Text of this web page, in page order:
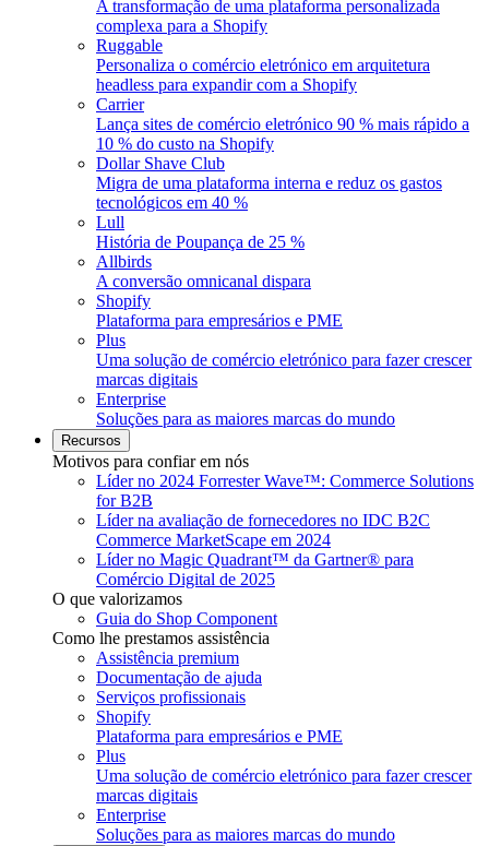
A transformação de uma plataforma personalizada
complexa para a Shopify
Ruggable
Personaliza o comércio eletrónico em arquitetura
headless para expandir com a Shopify
Carrier
Lança sites de comércio eletrónico 90 % mais rápido a
10 % do custo na Shopify
Dollar Shave Club
Migra de uma plataforma interna e reduz os gastos
tecnológicos em 40 %
Lull
História de Poupança de 25 %
Allbirds
A conversão omnicanal dispara
Shopify
Plataforma para empresários e PME
Plus
Uma solução de comércio eletrónico para fazer crescer
marcas digitais
Enterprise
Soluções para as maiores marcas do mundo
Recursos
Motivos para confiar em nós
Líder no 2024 Forrester Wave™: Commerce Solutions
for B2B
Líder na avaliação de fornecedores no IDC B2C
Commerce MarketScape em 2024
Líder no Magic Quadrant™ da Gartner® para
Comércio Digital de 2025
O que valorizamos
Guia do Shop Component
Como lhe prestamos assistência
Assistência premium
Documentação de ajuda
Serviços profissionais
Shopify
Plataforma para empresários e PME
Plus
Uma solução de comércio eletrónico para fazer crescer
marcas digitais
Enterprise
Soluções para as maiores marcas do mundo